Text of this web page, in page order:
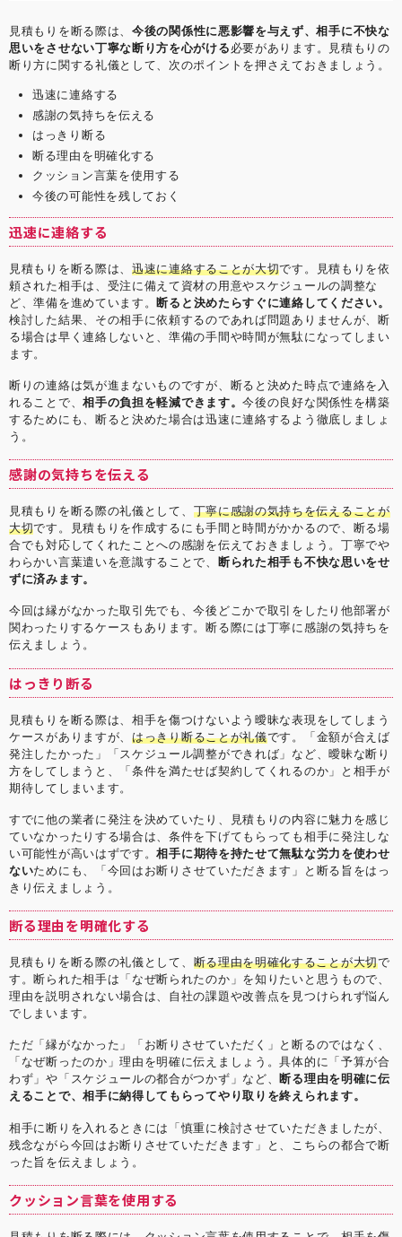
見積もりを断る際は、 今後の関係性に悪影響を与えず、相手に不快な
思いをさせない丁寧な断り方を心がける 必要があります。見積もりの
断り方に関する礼儀として、次のポイントを押さえておきましょう。
迅速に連絡する
感謝の気持ちを伝える
はっきり断る
断る理由を明確化する
クッション言葉を使用する
今後の可能性を残しておく
迅速に連絡する
見積もりを断る際は、 迅速に連絡することが大切です。見積もりを依
頼された相手は、受注に備えて資材の用意やスケジュールの調整な
ど、準備を進めています。断ると決めたらすぐに連絡してください。
検討した結果、その相手に依頼するのであれば問題ありませんが、断
る場合は早く連絡しないと、準備の手間や時間が無駄になってしまい
ます。
断りの連絡は気が進まないものですが、断ると決めた時点で連絡を入
れることで、相手の負担を軽減できます。今後の良好な関係性を構築
するためにも、断ると決めた場合は迅速に連絡するよう徹底しましょ
う。
感謝の気持ちを伝える
見積もりを断る際の礼儀として、 丁寧に感謝の気持ちを伝えることが
大切です。見積もりを作成するにも手間と時間がかかるので、断る場
合でも対応してくれたことへの感謝を伝えておきましょう。丁寧でや
わらかい言葉遣いを意識することで、
断られた相手も不快な思いをせ
ずに済みます。
今回は縁がなかった取引先でも、今後どこかで取引をしたり他部署が
関わったりするケースもあります。断る際には丁寧に感謝の気持ちを
伝えましょう。
はっきり断る
見積もりを断る際は、相手を傷つけないよう曖昧な表現をしてしまう
ケースがありますが、 はっきり断ることが礼儀です。「金額が合えば
発注したかった」「スケジュール調整ができれば」など、曖昧な断り
方をしてしまうと、「条件を満たせば契約してくれるのか」と相手が
期待してしまいます。
すでに他の業者に発注を決めていたり、見積もりの内容に魅力を感じ
ていなかったりする場合は、条件を下げてもらっても相手に発注しな
い可能性が高いはずです。相手に期待を持たせて無駄な労力を使わせ
ないためにも、「今回はお断りさせていただきます」と断る旨をはっ
きり伝えましょう。
断る理由を明確化する
見積もりを断る際の礼儀として、 断る理由を明確化することが大切で
す。断られた相手は「なぜ断られたのか」を知りたいと思うもので、
理由を説明されない場合は、自社の課題や改善点を見つけられず悩ん
でしまいます。
ただ「縁がなかった」「お断りさせていただく」と断るのではなく、
「なぜ断ったのか」理由を明確に伝えましょう。具体的に「予算が合
わず」や「スケジュールの都合がつかず」など、
断る理由を明確に伝
えることで、相手に納得してもらってやり取りを終えられます。
相手に断りを入れるときには「慎重に検討させていただきましたが、
残念ながら今回はお断りさせていただきます」と、こちらの都合で断
った旨を伝えましょう。
クッション言葉を使用する